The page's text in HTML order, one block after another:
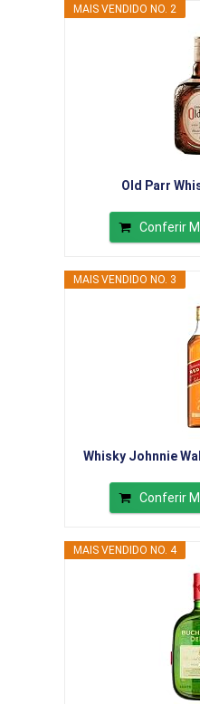
MAIS VENDIDO NO. 2
Old Parr
Conferir
MAIS VENDIDO NO. 3
Whisky Johnnie
Conferir
MAIS VENDIDO NO. 4